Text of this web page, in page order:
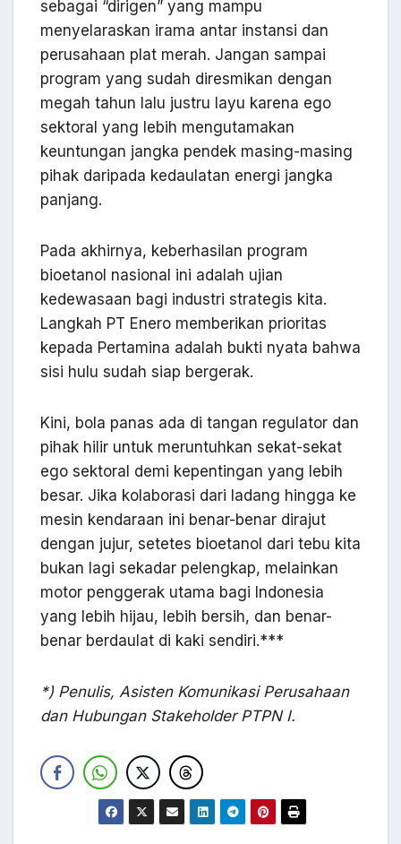
sebagai “dirigen” yang mampu
menyelaraskan irama antar instansi dan
perusahaan plat merah. Jangan sampai
program yang sudah diresmikan dengan
megah tahun lalu justru layu karena ego
sektoral yang lebih mengutamakan
keuntungan jangka pendek masing-masing
pihak daripada kedaulatan energi jangka
panjang.
Pada akhirnya, keberhasilan program
bioetanol nasional ini adalah ujian
kedewasaan bagi industri strategis kita.
Langkah PT Enero memberikan prioritas
kepada Pertamina adalah bukti nyata bahwa
sisi hulu sudah siap bergerak.
Kini, bola panas ada di tangan regulator dan
pihak hilir untuk meruntuhkan sekat-sekat
ego sektoral demi kepentingan yang lebih
besar. Jika kolaborasi dari ladang hingga ke
mesin kendaraan ini benar-benar dirajut
dengan jujur, setetes bioetanol dari tebu kita
bukan lagi sekadar pelengkap, melainkan
motor penggerak utama bagi Indonesia
yang lebih hijau, lebih bersih, dan benar-
benar berdaulat di kaki sendiri.***
*) Penulis, Asisten Komunikasi Perusahaan
dan Hubungan Stakeholder PTPN I.